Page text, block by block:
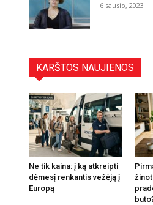
6 sausio, 2023
KARŠTOS NAUJIENOS
Ne tik kaina: į ką atkreipti
dėmesį renkantis vežėją į
Europą